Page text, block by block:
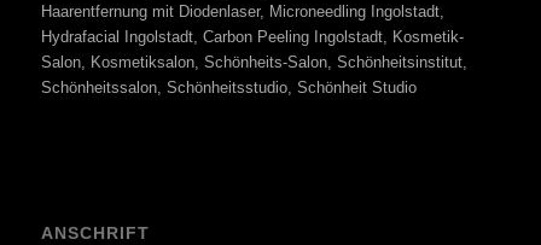
Haarentfernung mit Diodenlaser, Microneedling Ingolstadt,
Hydrafacial Ingolstadt, Carbon Peeling Ingolstadt, Kosmetik-
Salon, Kosmetiksalon, Schönheits-Salon, Schönheitsinstitut,
Schönheitssalon, Schönheitsstudio, Schönheit Studio
ANSCHRIFT